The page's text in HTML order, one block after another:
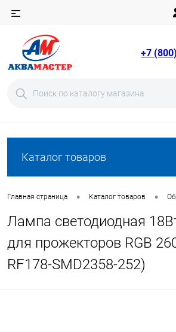
+7
Каталог товаров
Главная страница • Каталог товаров •
Лампа светодиодная
для прожекторов RGB
RF178-SMD2358-252)